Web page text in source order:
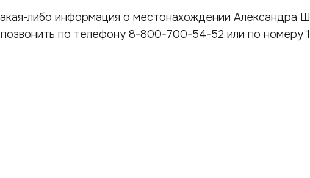
либо информация о местонахождении Александра
по телефону 8-800-700-54-52 или по номеру